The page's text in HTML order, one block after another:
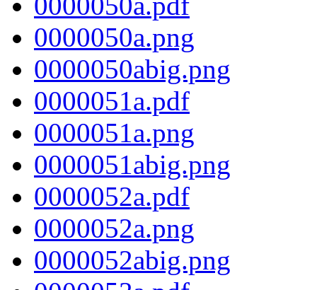
0000050a.png
0000050abig.png
0000051a.pdf
0000051a.png
0000051abig.png
0000052a.pdf
0000052a.png
0000052abig.png